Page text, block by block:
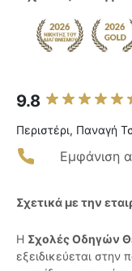
9.8
Περιστέρι, Παναγή
Εμφάνιση
Σχετικά με την
Η Σχολές Οδηγών
εξειδικεύεται